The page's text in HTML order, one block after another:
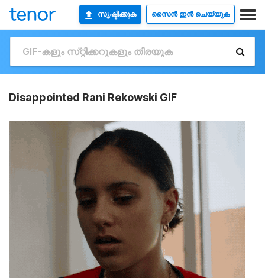
സൃഷ്ടിക്കുക സൈൻ ഇൻ ചെയ്യുക
Disappointed Rani Rekowski GIF